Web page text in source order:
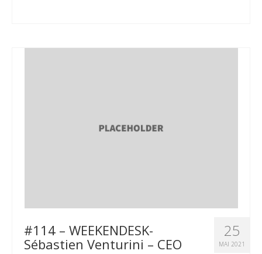
25
MAI 2021
#114 – WEEKENDESK-
Sébastien Venturini – CEO